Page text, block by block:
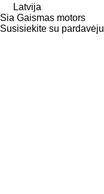
Latvija
Sia Gaismas motors
Susisiekite su pardavėju